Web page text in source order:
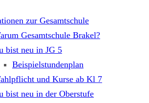
zur Gesamtschule
Gesamtschule Brakel?
bist neu in JG 5
Beispielstundenplan
und Kurse ab Kl 7
bist neu in der Oberstufe